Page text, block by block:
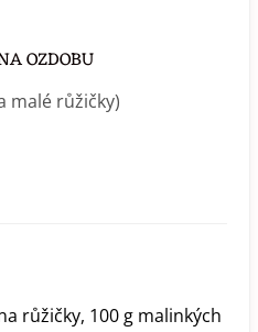
OZDOBU
malé růžičky)
růžičky, 100 g malinkých